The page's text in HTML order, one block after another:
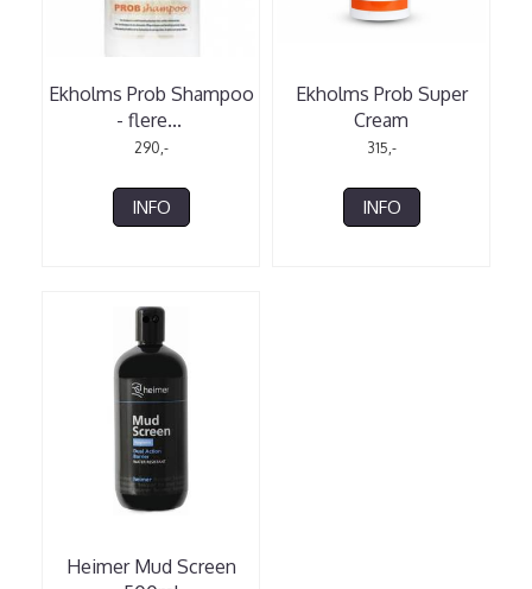
Ekholms Prob Shampoo
- flere...
290,-
INFO
Ekholms Prob Super
Cream
315,-
INFO
Heimer Mud Screen